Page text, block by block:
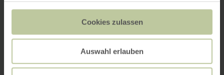
Cookies zulassen
Auswahl erlauben